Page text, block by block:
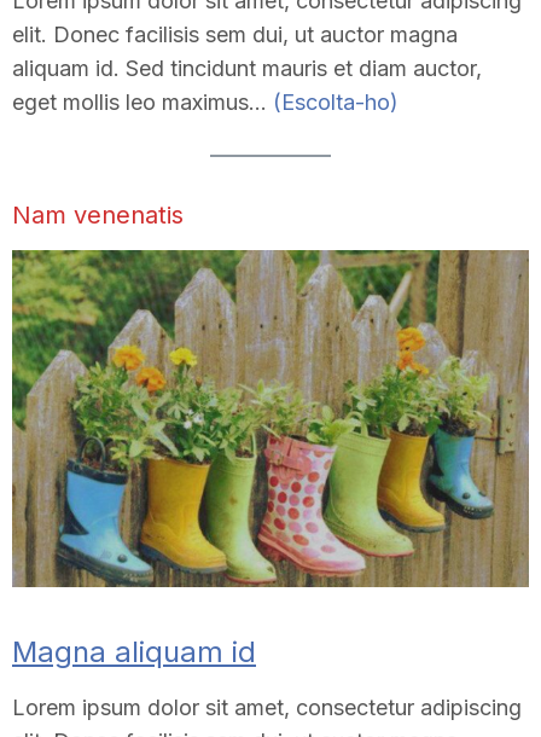
elit. Donec facilisis sem dui, ut auctor magna
aliquam id. Sed tincidunt mauris et diam auctor,
eget mollis leo maximus… (Escolta-ho)
Nam venenatis
Magna aliquam id
Lorem ipsum dolor sit amet, consectetur adipiscing